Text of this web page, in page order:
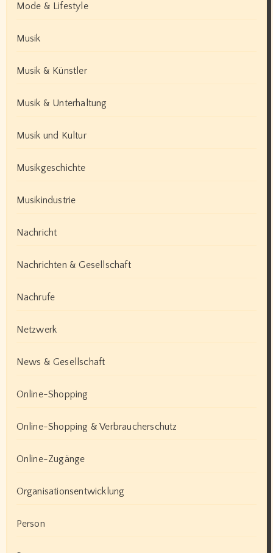
Mode & Lifestyle
Musik
Musik & Künstler
Musik & Unterhaltung
Musik und Kultur
Musikgeschichte
Musikindustrie
Nachricht
Nachrichten & Gesellschaft
Nachrufe
Netzwerk
News & Gesellschaft
Online-Shopping
Online-Shopping & Verbraucherschutz
Online-Zugänge
Organisationsentwicklung
Person